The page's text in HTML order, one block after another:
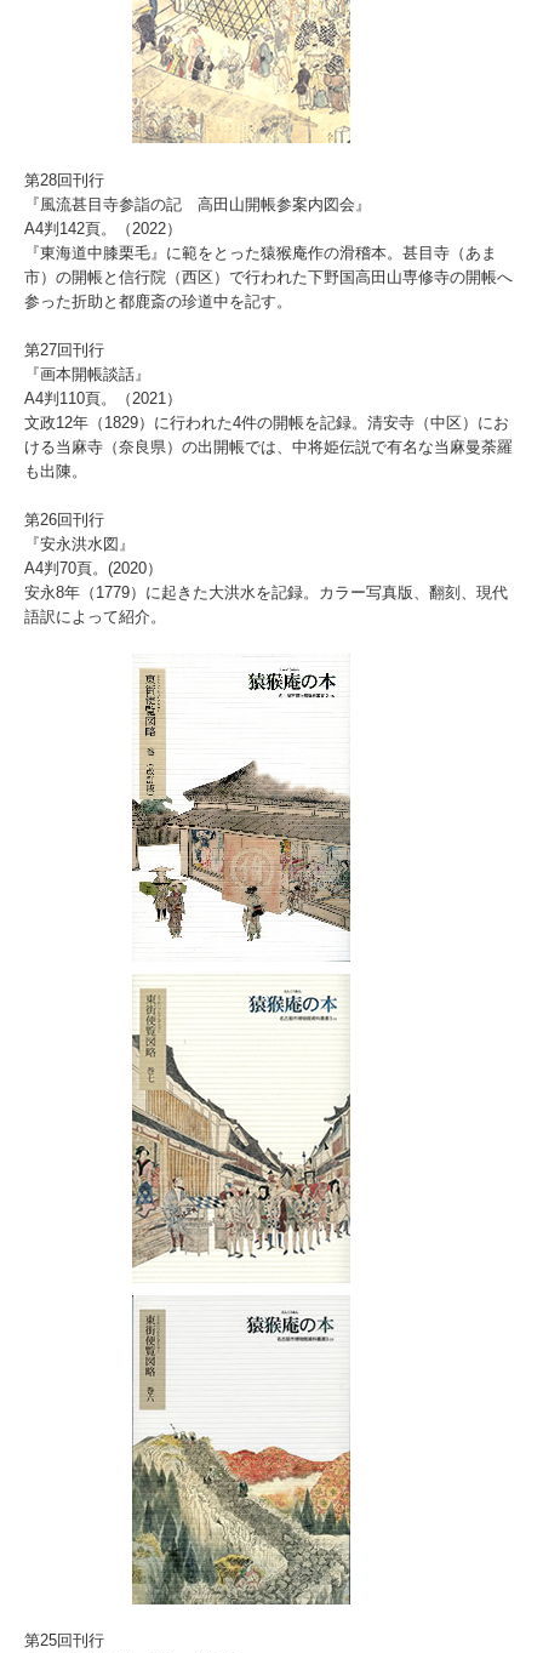
第28回刊行
『風流甚目寺参詣の記 高田山開帳参案内図会』
A4判142頁。（2022）
『東海道中膝栗毛』に範をとった猿猴庵作の滑稽本。甚目寺（あま
市）の開帳と信行院（西区）で行われた下野国高田山専修寺の開帳へ
参った折助と都鹿斎の珍道中を記す。
第27回刊行
『画本開帳談話』
A4判110頁。（2021）
文政12年（1829）に行われた4件の開帳を記録。清安寺（中区）にお
ける当麻寺（奈良県）の出開帳では、中将姫伝説で有名な当麻曼荼羅
も出陳。
第26回刊行
『安永洪水図』
A4判70頁。(2020）
安永8年（1779）に起きた大洪水を記録。カラー写真版、翻刻、現代
語訳によって紹介。
第25回刊行